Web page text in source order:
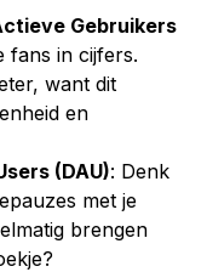
Gebruikers
fans in cijfers.
want dit
en
(DAU): Denk
met je
brengen